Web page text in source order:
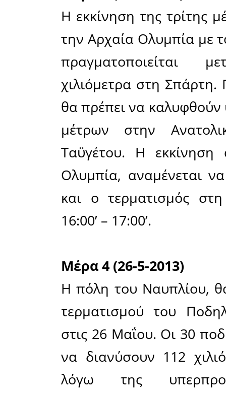
τον
Ρίου –
εθνική
κυρίως
εκκίνηση
με τον